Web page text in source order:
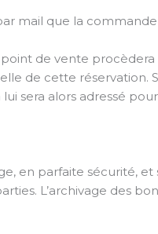
mail que la
de vente
de cette réservation.
sera alors adressé
en parfaite sécurité,
L’archivage des